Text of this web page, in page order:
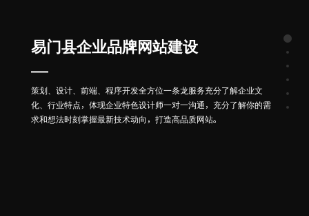
易门县企业品牌网站建设
策划、设计、前端、程序开发全方位一条龙服务充分了解企业文
化、行业特点，体现企业特色设计师一对一沟通，充分了解你的需
求和想法时刻掌握最新技术动向，打造高品质网站。